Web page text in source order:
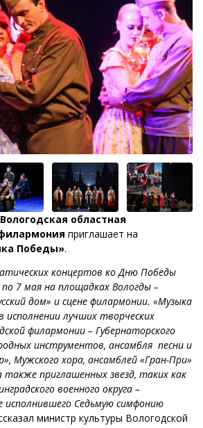
Вологодская областная
приглашает на
Победы».
концертов ко Дню Победы
7 мая на площадках Вологды –
дом» и сцене филармонии. «Музыка
исполнении лучших творческих
филармонии – Губернаторского
инструментов, ансамбля песни и
Мужского хора, ансамблей «Гран-При»
также приглашенных звезд, таких как
военного округа –
исполнившего Седьмую симфонию
министр культуры Вологодской